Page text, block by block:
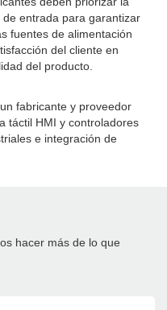
entrada para garantizar
fuentes de alimentación
del cliente en
del producto.
fabricante y proveedor
táctil HMI y controladores
e integración de
hacer más de lo que